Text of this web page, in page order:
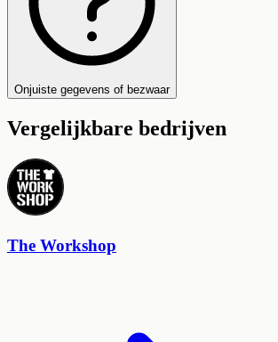
Onjuiste gegevens of bezwaar
Vergelijkbare bedrijven
The Workshop